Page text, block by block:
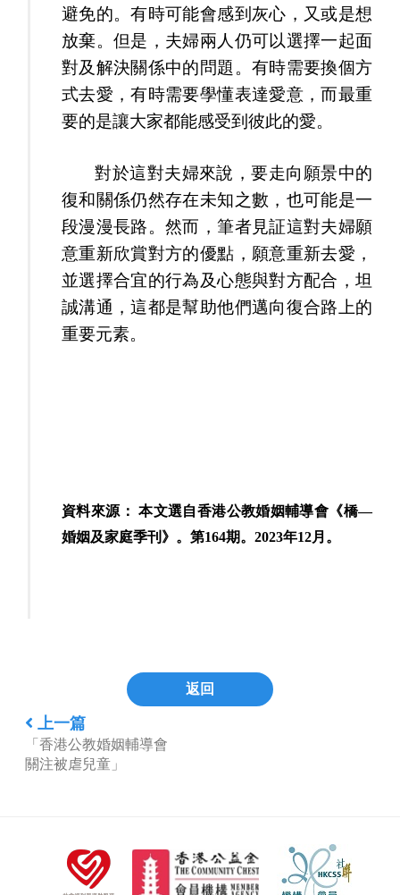
避免的。有時可能會感到灰心，又或是想
放棄。但是，夫婦兩人仍可以選擇一起面
對及解決關係中的問題。有時需要換個方
式去愛，有時需要學懂表達愛意，而最重
要的是讓大家都能感受到彼此的愛。
對於這對夫婦來說，要走向願景中的
復和關係仍然存在未知之數，也可能是一
段漫漫長路。然而，筆者見証這對夫婦願
意重新欣賞對方的優點，願意重新去愛，
並選擇合宜的行為及心態與對方配合，坦
誠溝通，這都是幫助他們邁向復合路上的
重要元素。
資料來源： 本文選自香港公教婚姻輔導會《橋—
婚姻及家庭季刊》。第164期。2023年12月。
上一篇
「香港公教婚姻輔導會
關注被虐兒童」
返回